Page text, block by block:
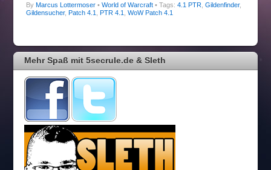
By Marcus Lottermoser• World of Warcraft • Tags: 4.1 PTR, Gildenfinder,
Gildensucher, Patch 4.1 PTR 4.1 WoW Patch 4.1
Mehr Spaß mit 5secrule.de & Sleth